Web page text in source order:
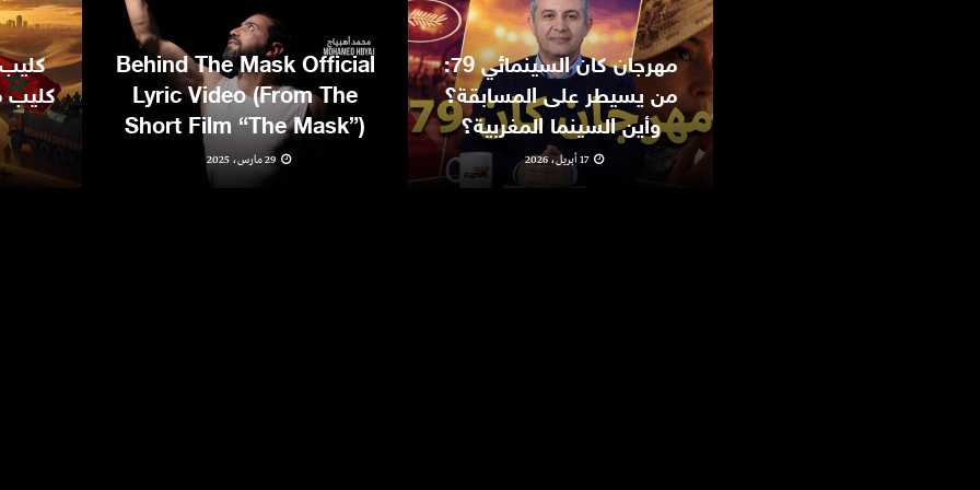
مهرجان كان السينمائي 79:
من يسيطر على المسابقة؟
وأين السينما المغربية؟
17 أبريل، 2026
Behind The Mask Official
Lyric Video (From The
Short Film “The Mask”)
29 مارس، 2025
كليب